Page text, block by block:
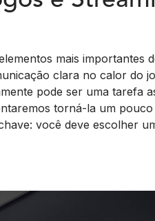
mais importantes
clara no calor do
pode ser uma tarefa
torná-la um pouco
você deve escolher